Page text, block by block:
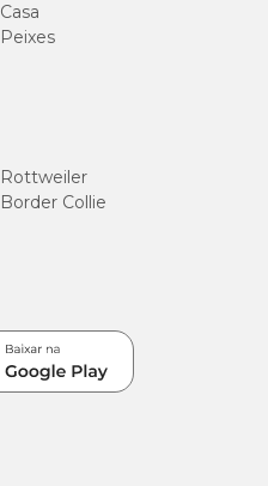
Casa
Peixes
Rottweiler
Border Collie